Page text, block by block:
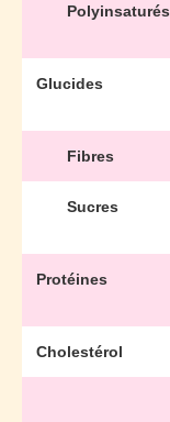
Polyinsaturés
Glucides
Fibres
Sucres
Protéines
Cholestérol